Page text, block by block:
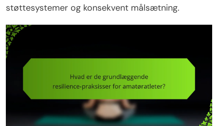
støttesystemer og konsekvent målsætning.